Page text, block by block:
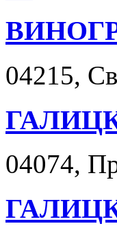
04215,
04074,